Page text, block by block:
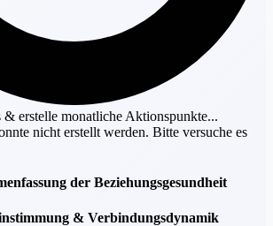
& erstelle monatliche Aktionspunkte...
nicht erstellt werden. Bitte versuche es
der Beziehungsgesundheit
& Verbindungsdynamik